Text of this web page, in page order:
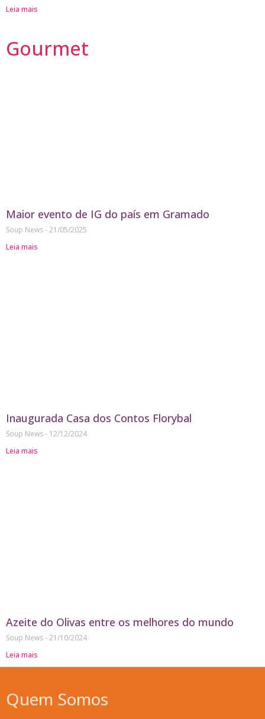
Leia mais
Gourmet
Maior evento de IG do país em Gramado
Soup News 21/05/2025
Leia mais
Inaugurada Casa dos Contos Florybal
Soup News
12/12/2024
Leia mais
Azeite do Olivas entre os melhores do mundo
Soup News 21/10/2024
Leia mais
Quem Somos